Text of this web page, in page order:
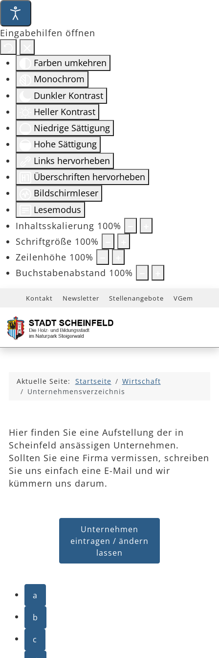
Eingabehilfen öffnen
Farben umkehren
Monochrom
Dunkler Kontrast
Heller Kontrast
Niedrige Sättigung
Hohe Sättigung
Links hervorheben
Überschriften hervorheben
Bildschirmleser
Lesemodus
Inhaltsskalierung 100%
Schriftgröße 100%
Zeilenhöhe 100%
Buchstabenabstand 100%
Kontakt Newsletter Stellenangebote VGem
Aktuelle Seite: Startseite
Wirtschaft
Unternehmensverzeichnis
Hier finden Sie eine Aufstellung der in
Scheinfeld ansässigen Unternehmen.
Sollten Sie eine Firma vermissen, schreiben
Sie uns einfach eine E-Mail und wir
kümmern uns darum.
Unternehmen
eintragen / ändern
lassen
a
b
c